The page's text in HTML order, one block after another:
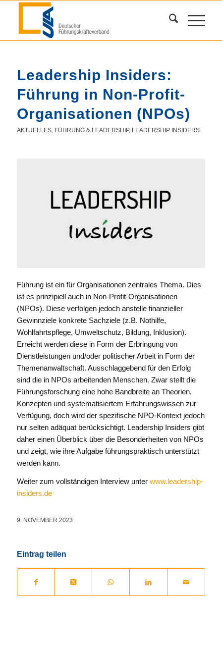
Leadership Insiders:
Führung in Non-Profit-
Organisationen (NPOs)
AKTUELLES, FÜHRUNG & LEADERSHIP, LEADERSHIP INSIDERS
Führung ist ein für Organisationen zentrales Thema. Dies
ist es prinzipiell auch in Non-Profit-Organisationen
(NPOs). Diese verfolgen jedoch anstelle finanzieller
Gewinnziele konkrete Sachziele (z.B. Nothilfe,
Wohlfahrtspflege, Umweltschutz, Bildung, Inklusion).
Erreicht werden diese in Form der Erbringung von
Dienstleistungen und/oder politischer Arbeit in Form der
Themenanwaltschaft. Ausschlaggebend für den Erfolg
sind die in NPOs arbeitenden Menschen. Zwar stellt die
Führungsforschung eine hohe Bandbreite an Theorien,
Konzepten und systematisiertem Erfahrungswissen zur
Verfügung, doch wird der spezifische NPO-Kontext jedoch
nur selten adäquat berücksichtigt. Leadership Insiders gibt
daher einen Überblick über die Besonderheiten von NPOs
und zeigt, wie ihre Aufgabe führungspraktisch unterstützt
werden kann.
Weiter zum vollständigen Interview unter www.leadership-
insiders.de
9. NOVEMBER 2023
Eintrag teilen